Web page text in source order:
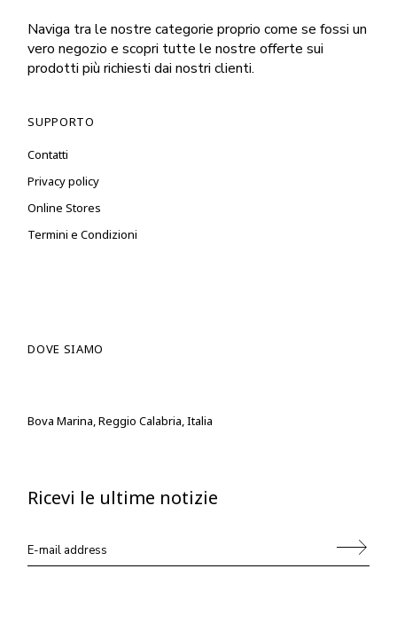
Naviga tra le nostre categorie proprio come se fossi un
vero negozio e scopri tutte le nostre offerte sui
prodotti più richiesti dai nostri clienti.
SUPPORTO
Contatti
Privacy policy
Online Stores
Termini e Condizioni
DOVE SIAMO
Bova Marina, Reggio Calabria, Italia
Ricevi le ultime notizie